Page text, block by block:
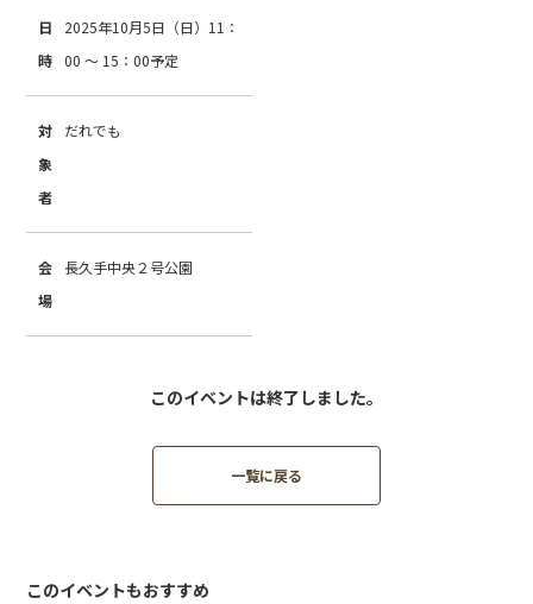
日
時
2025年10月5日（日）11：
00 ～ 15：00予定
対
象
者
だれでも
会
場
長久手中央２号公園
このイベントは終了しました。
一覧に戻る
このイベントもおすすめ